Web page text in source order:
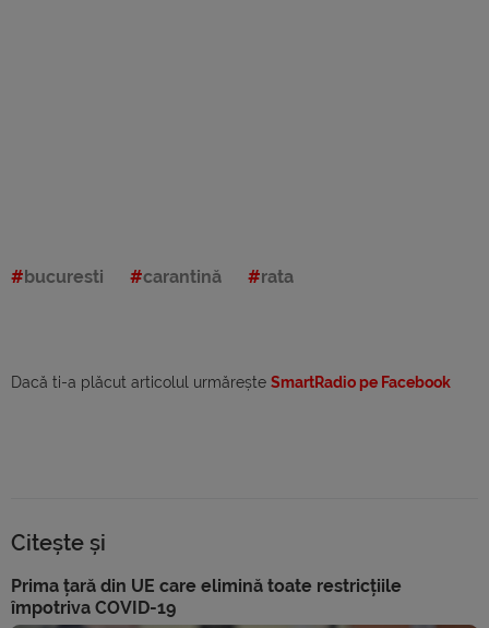
bucuresti carantină rata
Dacă ti-a plăcut articolul urmărește SmartRadio pe Facebook
Citește și
Prima țară din UE care elimină toate restricțiile
împotriva COVID-19